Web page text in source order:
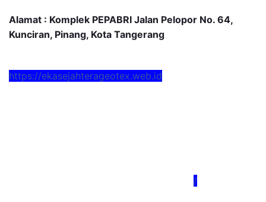
Alamat : Komplek PEPABRI Jalan Pelopor No. 64,
Kunciran, Pinang, Kota Tangerang
https://ekasejahterageotex.web.id
/